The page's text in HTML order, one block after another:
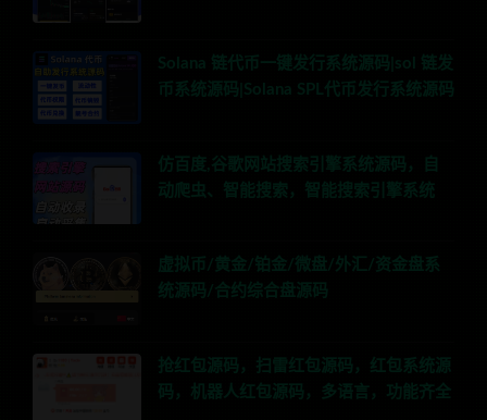
Solana 链代币一键发行系统源码|sol 链发
币系统源码|Solana SPL代币发行系统源码
仿百度,谷歌网站搜索引擎系统源码，自
动爬虫、智能搜索，智能搜索引擎系统
虚拟币/黄金/铂金/微盘/外汇/资金盘系
统源码/合约综合盘源码
抢红包源码，扫雷红包源码，红包系统源
码，机器人红包源码，多语言，功能齐全